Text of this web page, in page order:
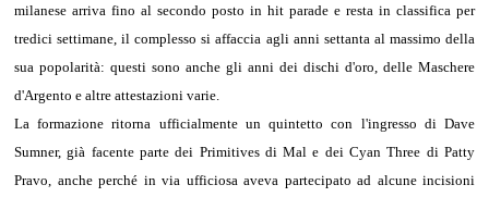
milanese arriva fino al secondo posto in hit parade e resta in classifica per
tredici settimane, il complesso si affaccia agli anni settanta al massimo della
sua popolarità: questi sono anche gli anni dei dischi d'oro, delle Maschere
d'Argento e altre attestazioni varie.
La formazione ritorna ufficialmente un quintetto con l'ingresso di Dave
Sumner, già facente parte dei Primitives di Mal e dei Cyan Three di Patty
Pravo, anche perché in via ufficiosa aveva partecipato ad alcune incisioni